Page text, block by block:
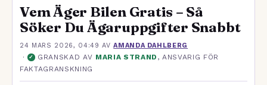
Vem Äger Bilen Gratis – Så
Söker Du Ägaruppgifter Snabbt
24 MARS 2026, 04:49 AVAMANDA DAHLBERG
· ✓ GRANSKAD AV MARIA STRAND , ANSVARIG FÖR
FAKTAGRANSKNING